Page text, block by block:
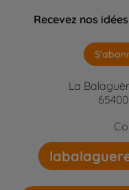
Recevez nos
La